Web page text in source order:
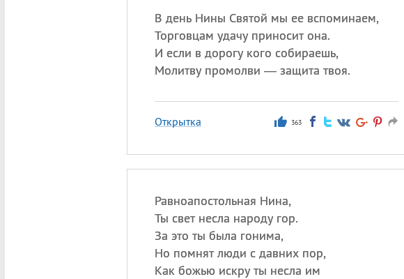
В день Нины Святой мы ее вспоминаем,
Торговцам удачу приносит она.
И если в дорогу кого собираешь,
Молитву промолви — защита твоя.
Открытка 363
Равноапостольная Нина,
Ты свет несла народу гор.
За это ты была гонима,
Но помнят люди с давних пор,
Как божью искру ты несла им